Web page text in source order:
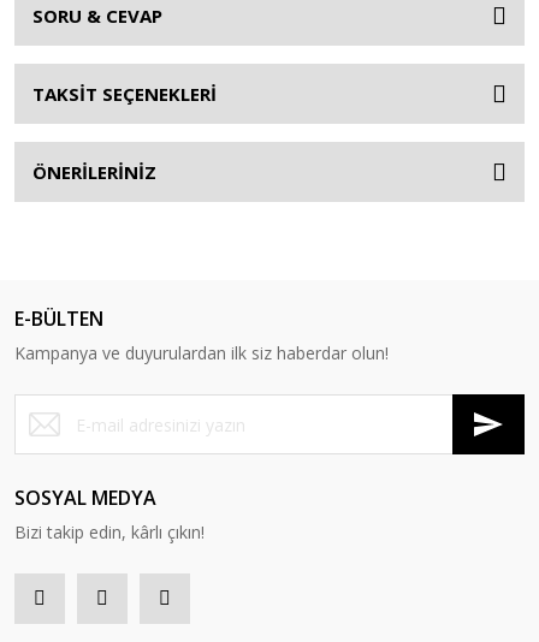
SORU & CEVAP
TAKSİT SEÇENEKLERİ
ÖNERİLERİNİZ
E-BÜLTEN
Kampanya ve duyurulardan ilk siz haberdar olun!
SOSYAL MEDYA
Bizi takip edin, kârlı çıkın!